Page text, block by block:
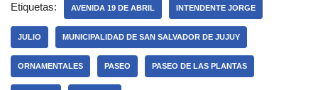
Etiquetas: AVENIDA 19 DE ABRIL INTENDENTE JORGE
JULIO MUNICIPALIDAD DE SAN SALVADOR DE JUJUY
ORNAMENTALES PASEO PASEO DE LAS PLANTAS